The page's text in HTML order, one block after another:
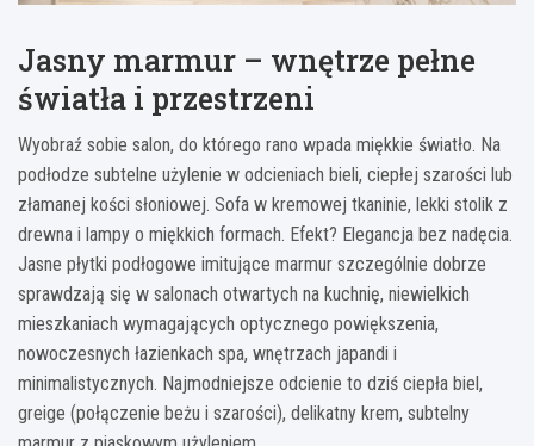
Jasny marmur – wnętrze pełne
światła i przestrzeni
Wyobraź sobie salon, do którego rano wpada miękkie światło. Na
podłodze subtelne użylenie w odcieniach bieli, ciepłej szarości lub
złamanej kości słoniowej. Sofa w kremowej tkaninie, lekki stolik z
drewna i lampy o miękkich formach. Efekt? Elegancja bez nadęcia.
Jasne płytki podłogowe imitujące marmur szczególnie dobrze
sprawdzają się w salonach otwartych na kuchnię, niewielkich
mieszkaniach wymagających optycznego powiększenia,
nowoczesnych łazienkach spa, wnętrzach japandi i
minimalistycznych. Najmodniejsze odcienie to dziś ciepła biel,
greige (połączenie beżu i szarości), delikatny krem, subtelny